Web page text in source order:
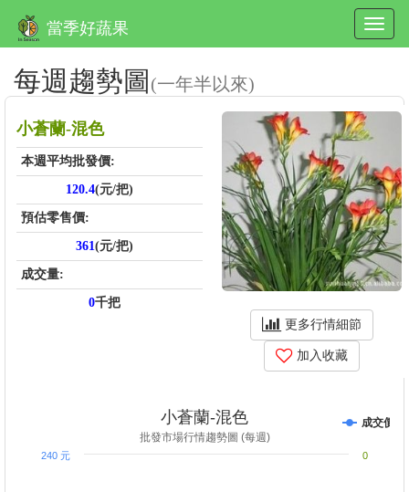
當季好蔬果
每週趨勢圖 (一年半以來)
小蒼蘭-混色
本週平均批發價:
120.4(元/把)
預估零售價:
361(元/把)
成交量:
0千把
更多行情細節
加入收藏
小蒼蘭-混色
批發市場行情趨勢圖 (每週)
成交價
240 元 0